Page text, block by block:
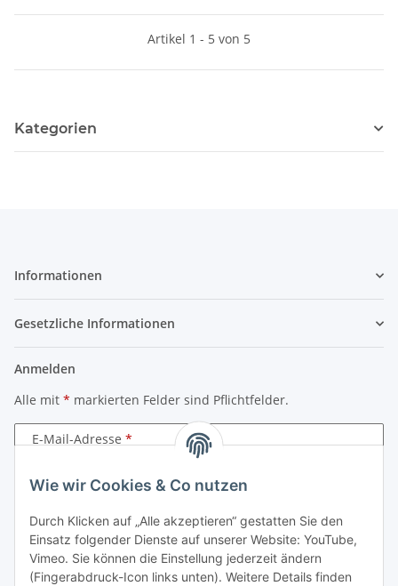
Wie wir Cookies & Co nutzen
Durch Klicken auf „Alle akzeptieren“ gestatten Sie den
Einsatz folgender Dienste auf unserer Website: YouTube,
Vimeo. Sie können die Einstellung jederzeit ändern
(Fingerabdruck-Icon links unten). Weitere Details finden
Artikel 1 - 5 von 5
Kategorien
Informationen
Gesetzliche Informationen
Anmelden
Alle mit * markierten Felder sind Pflichtfelder.
E-Mail-Adresse
Passwort
Anmelden
Passwort vergessen